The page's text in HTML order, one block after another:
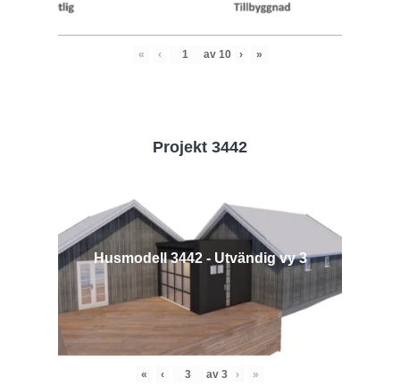
« ‹ av 10 › »
Projekt 3442
Husmodell 3442 - Utvändig vy 3
« ‹ av 3 › »